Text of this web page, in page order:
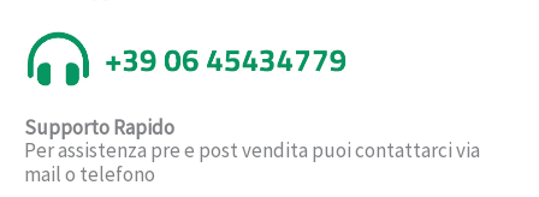
Supporto Rapido
Per assistenza pre e post vendita puoi contattarci via
mail o telefono